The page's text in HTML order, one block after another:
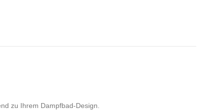
zu Ihrem Dampfbad-Design.